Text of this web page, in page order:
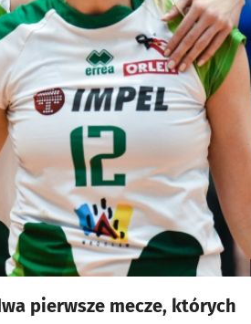
pierwsze mecze, których